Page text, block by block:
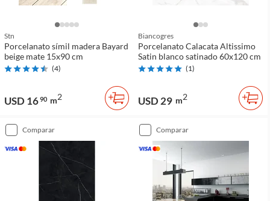
Stn
Porcelanato símil madera Bayard
beige mate 15x90 cm
(4)
USD 1690 m2
Biancogres
Porcelanato Calacata Altissimo
Satin blanco satinado 60x120 cm
(1)
USD 29 m2
comparar comparar